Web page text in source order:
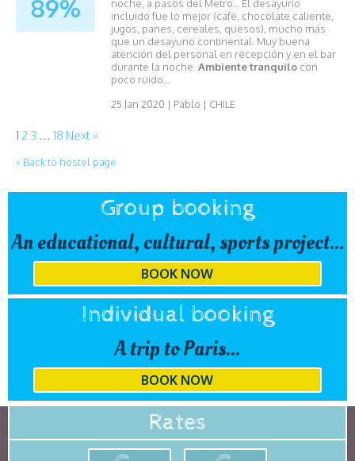
89%
noche, a pasos del Metro... El desayuno
incluido fue lo mejor (cafe, chocolate caliente,
jugos, panes, cereales, quesos), mucho más
que un desayuno continental. Muy buena
atención del personal en recepción y en el bar
durante la noche.Ambiente tranquilo con
poco ruido...
25 Jan 2020 | Pablo | CHILE
1 2 3 … 18 Next »
« Back to hostel page
Group booking
An educational, cultural, sports project...
BOOK NOW
Individual booking
A trip to Paris...
BOOK NOW
Rates